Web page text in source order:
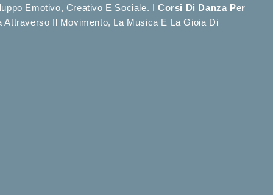
Emotivo, Creativo E Sociale. I Corsi Di Danza Per
Il Movimento, La Musica E La Gioia Di